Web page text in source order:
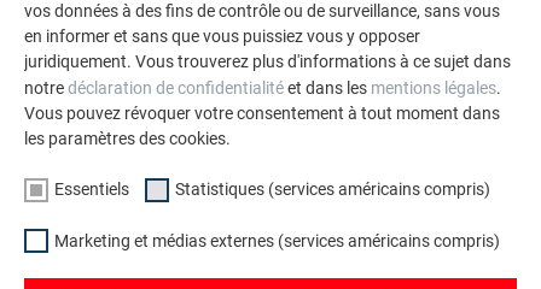
VOIR DAVANTAGE DE RÉFÉRENCES
vos données à des fins de contrôle ou de surveillance, sans vous
en informer et sans que vous puissiez vous y opposer
juridiquement. Vous trouverez plus d'informations à ce sujet dans
notredéclaration de confidentialitéet dans les mentions légales.
Vous pouvez révoquer votre consentement à tout moment dans
les paramètres des cookies.
Essentiels Statistiques (services américains compris)
Marketing et médias externes (services américains compris)